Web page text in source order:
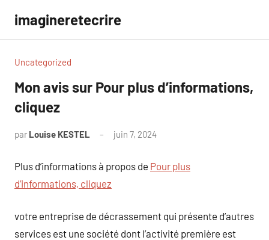
contenu
imagineretecrire
Uncategorized
Mon avis sur Pour plus d’informations,
cliquez
par Louise KESTEL juin 7, 2024
Plus d’informations à propos de Pour plus
d’informations, cliquez
votre entreprise de décrassement qui présente d’autres
services est une société dont l’activité première est